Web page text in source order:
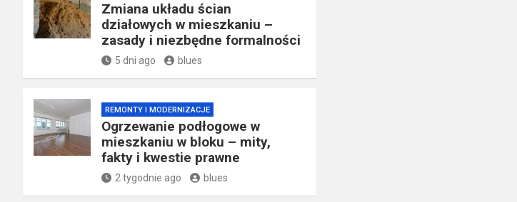
Zmiana układu ścian
działowych w mieszkaniu –
zasady i niezbędne formalności
5 dni ago blues
REMONTY I MODERNIZACJE
Ogrzewanie podłogowe w
mieszkaniu w bloku – mity,
fakty i kwestie prawne
2 tygodnie ago blues